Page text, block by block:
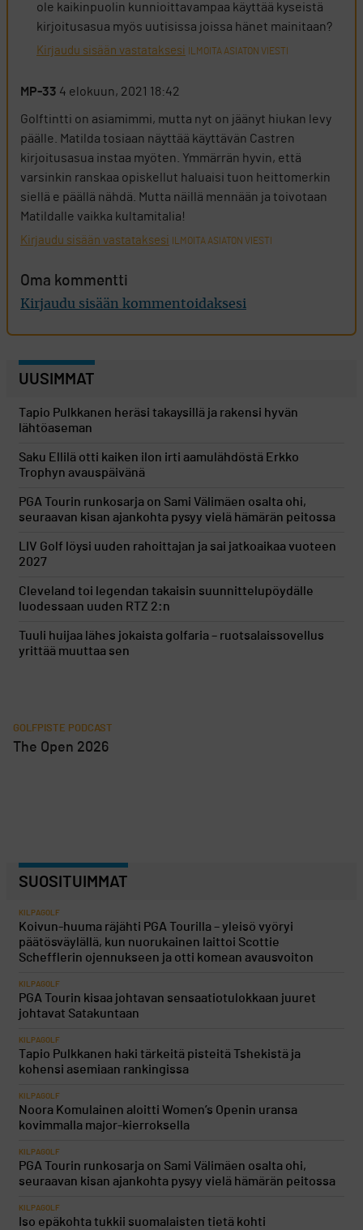
ole kaikinpuolin kunnioittavampaa käyttää kyseistä
kirjoitusasua myös uutisissa joissa hänet mainitaan?
Kirjaudu sisään vastataksesi ILMOITA ASIATON VIESTI
MP-33 4 elokuun, 2021 18:42
Golftintti on asiamimmi, mutta nyt on jäänyt hiukan levy
päälle. Matilda tosiaan näyttää käyttävän Castren
kirjoitusasua instaa myöten. Ymmärrän hyvin, että
varsinkin ranskaa opiskellut haluaisi tuon heittomerkin
siellä e päällä nähdä. Mutta näillä mennään ja toivotaan
Matildalle vaikka kultamitalia!
Kirjaudu sisään vastataksesi ILMOITA ASIATON VIESTI
Oma kommentti
Kirjaudu sisään kommentoidaksesi
UUSIMMAT
Tapio Pulkkanen heräsi takaysillä ja rakensi hyvän
lähtöaseman
Saku Ellilä otti kaiken ilon irti aamulähdöstä Erkko
Trophyn avauspäivänä
PGA Tourin runkosarja on Sami Välimäen osalta ohi,
seuraavan kisan ajankohta pysyy vielä hämärän peitossa
LIV Golf löysi uuden rahoittajan ja sai jatkoaikaa vuoteen
2027
Cleveland toi legendan takaisin suunnittelupöydälle
luodessaan uuden RTZ 2:n
Tuuli huijaa lähes jokaista golfaria – ruotsalaissovellus
yrittää muuttaa sen
GOLFPISTE PODCAST
The Open 2026
SUOSITUIMMAT
KILPAGOLF
Koivun-huuma räjähti PGA Tourilla – yleisö vyöryi
päätösväylällä, kun nuorukainen laittoi Scottie
Schefflerin ojennukseen ja otti komean avausvoiton
KILPAGOLF
PGA Tourin kisaa johtavan sensaatiotulokkaan juuret
johtavat Satakuntaan
KILPAGOLF
Tapio Pulkkanen haki tärkeitä pisteitä Tshekistä ja
kohensi asemiaan rankingissa
KILPAGOLF
Noora Komulainen aloitti Women’s Openin uransa
kovimmalla major-kierroksella
KILPAGOLF
PGA Tourin runkosarja on Sami Välimäen osalta ohi,
seuraavan kisan ajankohta pysyy vielä hämärän peitossa
KILPAGOLF
Iso epäkohta tukkii suomalaisten tietä kohti